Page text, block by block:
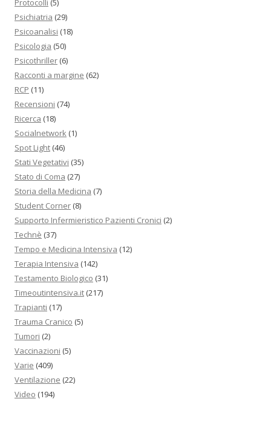
Protocolli (5)
Psichiatria (29)
Psicoanalisi (18)
Psicologia (50)
Psicothriller (6)
Racconti a margine (62)
RCP (11)
Recensioni (74)
Ricerca (18)
Socialnetwork (1)
Spot Light (46)
Stati Vegetativi (35)
Stato di Coma (27)
Storia della Medicina (7)
Student Corner (8)
Supporto Infermieristico Pazienti Cronici (2)
Technè (37)
Tempo e Medicina Intensiva (12)
Terapia Intensiva (142)
Testamento Biologico (31)
Timeoutintensiva.it (217)
Trapianti (17)
Trauma Cranico (5)
Tumori (2)
Vaccinazioni (5)
Varie (409)
Ventilazione (22)
Video (194)